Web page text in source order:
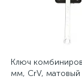
Ключ
мм, CrV,